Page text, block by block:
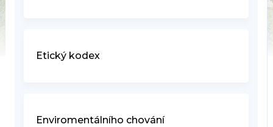
Etický kodex
Enviromentálního chování